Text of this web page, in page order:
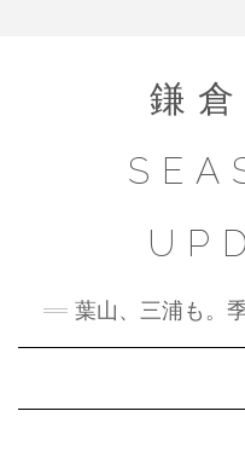
鎌
葉山、三浦も。